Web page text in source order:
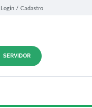
Login / Cadastro
SERVIDOR